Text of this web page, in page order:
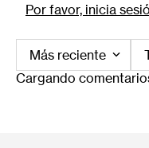
Por favor, inicia
Más reciente
Cargando